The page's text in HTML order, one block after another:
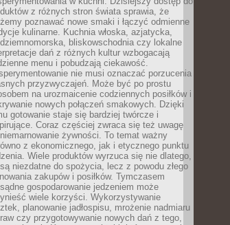
z różnych stron świata sprawia, że
poznawać nowe smaki i łączyć odmienne
kulinarne. Kuchnia włoska, azjatycka,
bliskowschodnia czy lokalne
dań z różnych kultur wzbogacają
menu i pobudzają ciekawość.
nie musi oznaczać porzucenia
przyzwyczajeń. Może być po prostu
na urozmaicenie codziennych posiłków i
nowych połączeń smakowych. Dzięki
gotowanie staje się bardziej twórcze i
Coraz częściej zwraca się też uwagę
żywności. To temat ważny
z ekonomicznego, jak i etycznego punktu
Wiele produktów wyrzuca się nie dlatego,
niezdatne do spożycia, lecz z powodu złego
zakupów i posiłków. Tymczasem
gospodarowanie jedzeniem może
wiele korzyści. Wykorzystywanie
planowanie jadłospisu, mrożenie nadmiaru
czy przygotowywanie nowych dań z tego,